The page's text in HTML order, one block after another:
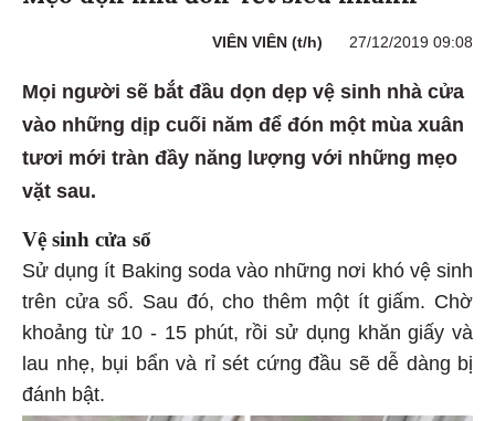
VIÊN VIÊN (t/h) 27/12/2019 09:08
Mọi người sẽ bắt đầu dọn dẹp vệ sinh nhà cửa
vào những dịp cuối năm để đón một mùa xuân
tươi mới tràn đầy năng lượng với những mẹo
vặt sau.
Vệ sinh cửa sổ
Sử dụng ít Baking soda vào những nơi khó vệ sinh
trên cửa sổ. Sau đó, cho thêm một ít giấm. Chờ
khoảng từ 10 - 15 phút, rồi sử dụng khăn giấy và
lau nhẹ, bụi bẩn và rỉ sét cứng đầu sẽ dễ dàng bị
đánh bật.